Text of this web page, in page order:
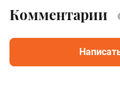
Комментарии